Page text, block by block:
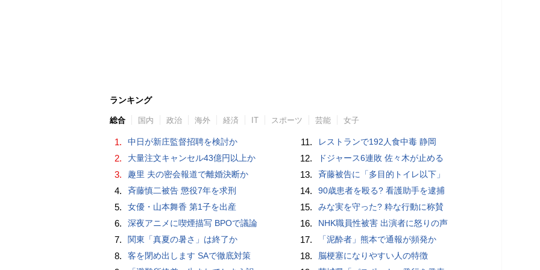
ランキング
総合 国内 政治 海外 経済 IT スポーツ 芸能 女子
1. 中日が新庄監督招聘を検討か
2. 大量注文キャンセル43億円以上か
3. 趣里 夫の密会報道で離婚決断か
4. 斉藤慎二被告 懲役7年を求刑
5. 女優・山本舞香 第1子を出産
6. 深夜アニメに喫煙描写 BPOで議論
7. 関東「真夏の暑さ」は終了か
8. 客を閉め出します SAで徹底対策
11. レストランで192人食中毒 静岡
12. ドジャース6連敗 佐々木が止める
13. 斉藤被告に「多目的トイレ以下」
14. 90歳患者を殴る? 看護助手を逮捕
15. みな実を守った? 粋な行動に称賛
16. NHK職員性被害 出演者に怒りの声
17. 「泥酔者」熊本で通報が頻発か
18. 脳梗塞になりやすい人の特徴